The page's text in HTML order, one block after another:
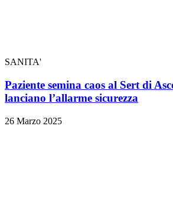
SANITA'
Paziente semina caos al Sert di
lanciano l’allarme sicurezza
26 Marzo 2025